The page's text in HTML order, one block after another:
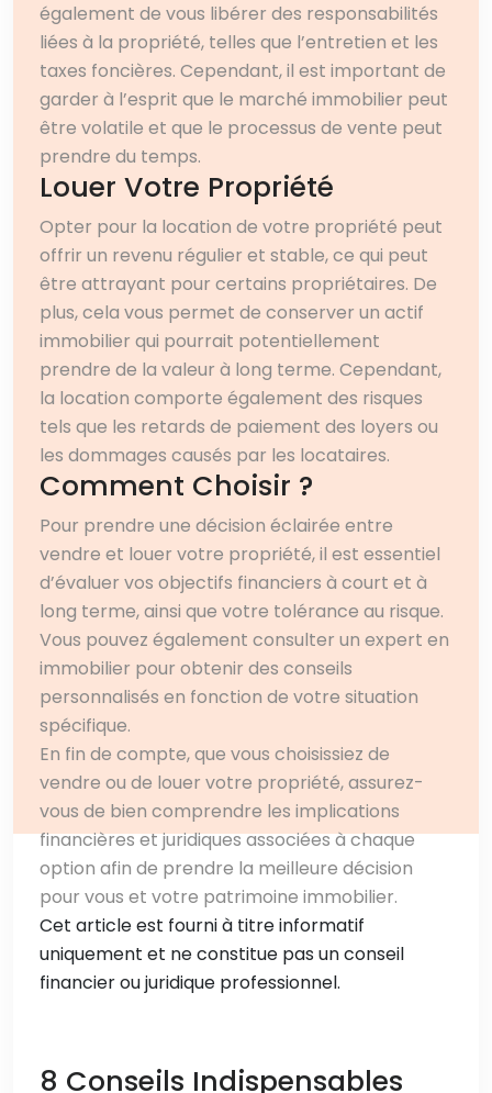
également de vous libérer des responsabilités
liées à la propriété, telles que l’entretien et les
taxes foncières. Cependant, il est important de
garder à l’esprit que le marché immobilier peut
être volatile et que le processus de vente peut
prendre du temps.
Louer Votre Propriété
Opter pour la location de votre propriété peut
offrir un revenu régulier et stable, ce qui peut
être attrayant pour certains propriétaires. De
plus, cela vous permet de conserver un actif
immobilier qui pourrait potentiellement
prendre de la valeur à long terme. Cependant,
la location comporte également des risques
tels que les retards de paiement des loyers ou
les dommages causés par les locataires.
Comment Choisir ?
Pour prendre une décision éclairée entre
vendre et louer votre propriété, il est essentiel
d’évaluer vos objectifs financiers à court et à
long terme, ainsi que votre tolérance au risque.
Vous pouvez également consulter un expert en
immobilier pour obtenir des conseils
personnalisés en fonction de votre situation
spécifique.
En fin de compte, que vous choisissiez de
vendre ou de louer votre propriété, assurez-
vous de bien comprendre les implications
financières et juridiques associées à chaque
option afin de prendre la meilleure décision
pour vous et votre patrimoine immobilier.
Cet article est fourni à titre informatif
uniquement et ne constitue pas un conseil
financier ou juridique professionnel.
8 Conseils Indispensables